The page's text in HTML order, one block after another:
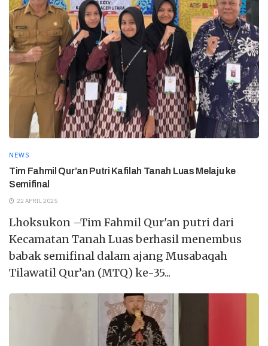
NEWS
Tim Fahmil Qur’an Putri Kafilah Tanah Luas Melaju ke
Semifinal
22 APRIL 2025
Lhoksukon –Tim Fahmil Qur'an putri dari
Kecamatan Tanah Luas berhasil menembus
babak semifinal dalam ajang Musabaqah
Tilawatil Qur’an (MTQ) ke-35...